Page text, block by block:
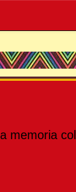
memoria